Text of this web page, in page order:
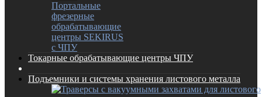
Портальные
фрезерные
обрабатывающие
центры SEKIRUS
с ЧПУ
Токарные обрабатывающие центры ЧПУ
Подъемники и системы хранения листового металла